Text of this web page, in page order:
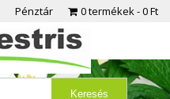
Pénztár 0 termékek 0 Ft